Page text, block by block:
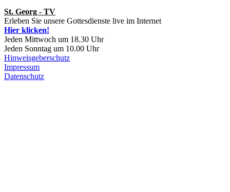
St. Georg - TV
Erleben Sie unsere Gottesdienste live im Internet
Hier klicken!
Jeden Mittwoch um 18.30 Uhr
Jeden Sonntag um 10.00 Uhr
Hinweisgeberschutz
Impressum
Datenschutz